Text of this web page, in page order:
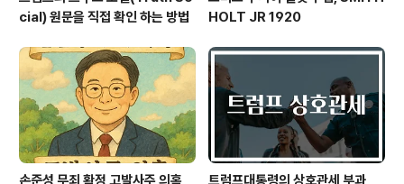
cial) 원문을 직접 확인 하는 방법
HOLT JR 1920